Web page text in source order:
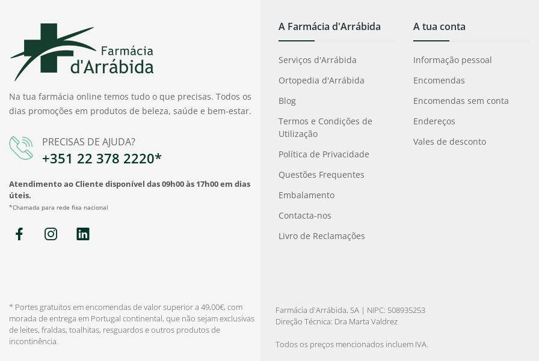
Na tua farmácia online temos tudo o que precisas. Todos os
dias promoções em produtos de beleza, saúde e bem-estar.
PRECISAS DE AJUDA?
+351 22 378 2220*
Atendimento ao Cliente disponível das 09h00 às 17h00 em dias
úteis.
*Chamada para rede fixa nacional
A Farmácia d'Arrábida
Serviços d'Arrábida
Ortopedia d'Arrábida
Blog
Termos e Condições de
Utilização
Política de Privacidade
Questões Frequentes
Embalamento
Contacta-nos
Livro de Reclamações
A tua conta
Informação pessoal
Encomendas
Encomendas sem conta
Endereços
Vales de desconto
* Portes gratuitos em encomendas de valor superior a 49,00€, com
morada de entrega em Portugal continental, que não sejam exclusivas
de leites, fraldas, toalhitas, resguardos e outros produtos de
incontinência.
Farmácia d'Arrábida, SA | NIPC: 508935253
Direção Técnica: Dra Marta Valdrez
Todos os preços mencionados incluem IVA.